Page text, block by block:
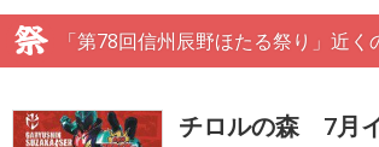
「第78回信州辰野ほたる祭り」近く
チロルの森 7月